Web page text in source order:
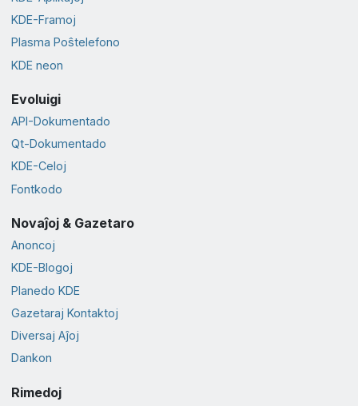
KDE-Framoj
Plasma Poŝtelefono
KDE neon
Evoluigi
API-Dokumentado
Qt-Dokumentado
KDE-Celoj
Fontkodo
Novaĵoj & Gazetaro
Anoncoj
KDE-Blogoj
Planedo KDE
Gazetaraj Kontaktoj
Diversaj Aĵoj
Dankon
Rimedoj